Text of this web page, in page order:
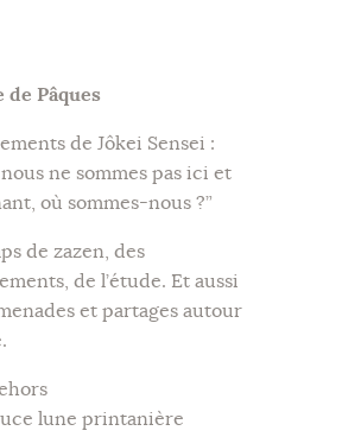
Pâques
de Jôkei Sensei :
ne sommes pas ici et
où sommes-nous ?”
de zazen, des
de l’étude. Et aussi
et partages autour
lune printanière